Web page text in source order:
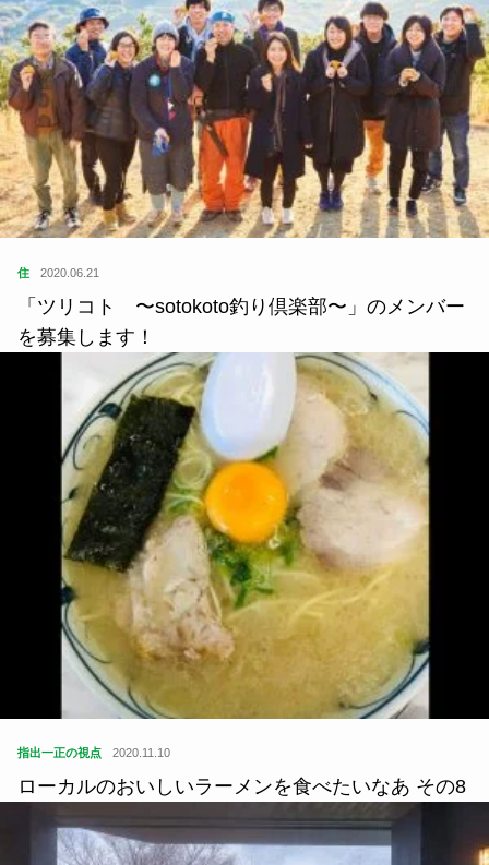
住 2020.06.21
「ツリコト 〜sotokoto釣り倶楽部〜」のメンバー
を募集します！
指出一正の視点 2020.11.10
ローカルのおいしいラーメンを食べたいなあ その8